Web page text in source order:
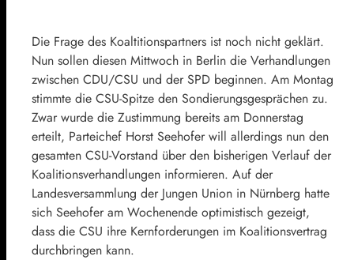
Die Frage des Koaltitionspartners ist noch nicht geklärt.
Nun sollen diesen Mittwoch in Berlin die Verhandlungen
zwischen CDU/CSU und der SPD beginnen. Am Montag
stimmte die CSU-Spitze den Sondierungsgesprächen zu.
Zwar wurde die Zustimmung bereits am Donnerstag
erteilt, Parteichef Horst Seehofer will allerdings nun den
gesamten CSU-Vorstand über den bisherigen Verlauf der
Koalitionsverhandlungen informieren. Auf der
Landesversammlung der Jungen Union in Nürnberg hatte
sich Seehofer am Wochenende optimistisch gezeigt,
dass die CSU ihre Kernforderungen im Koalitionsvertrag
durchbringen kann.